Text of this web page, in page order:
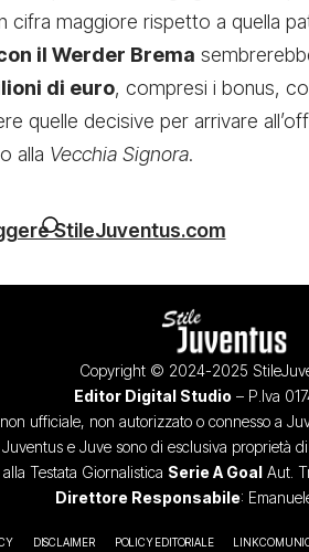
cifra maggiore rispetto a quella
il Werder Brema
di euro, compresi i bonus,
quelle decisive per arrivare
alla Vecchia Signora.
StileJuventus.com
Copyright © 2024-2025
Editor Digital Studio – P.Iva
ufficiale, non autorizzato o connesso a
e Juve sono di esclusiva proprietà
Testata Giornalistica Serie A GoalAut.
Direttore Responsabile:
DISCLAIMER POLICY EDITORIALE LINK